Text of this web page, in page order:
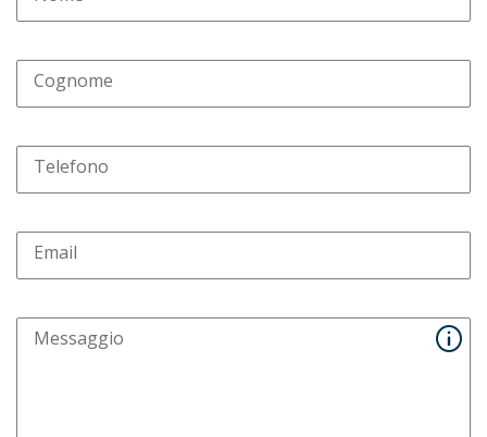
Cognome
Telefono
Email
Messaggio